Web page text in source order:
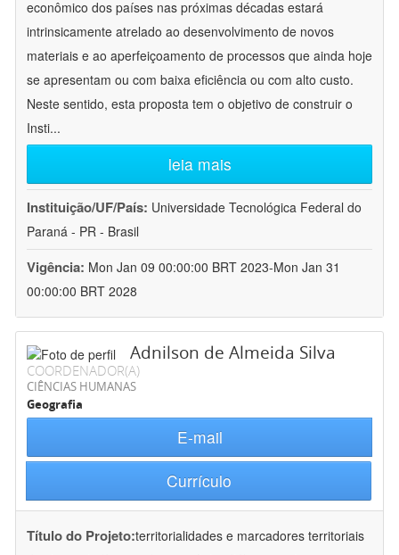
econômico dos países nas próximas décadas estará
intrinsicamente atrelado ao desenvolvimento de novos
materiais e ao aperfeiçoamento de processos que ainda hoje
se apresentam ou com baixa eficiência ou com alto custo.
Neste sentido, esta proposta tem o objetivo de construir o
Insti...
leia mais
Instituição/UF/País: Universidade Tecnológica Federal do
Paraná - PR - Brasil
Vigência: Mon Jan 09 00:00:00 BRT 2023-Mon Jan 31
00:00:00 BRT 2028
Adnilson de Almeida Silva
COORDENADOR(A)
CIÊNCIAS HUMANAS
Geografia
E-mail
Currículo
Título do Projeto:territorialidades e marcadores territoriais